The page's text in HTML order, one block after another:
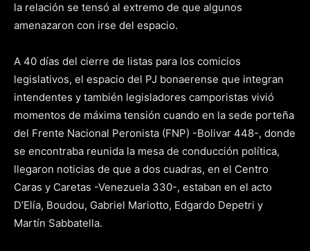
la relación se tensó al extremo de que algunos
amenazaron con irse del espacio.
A 40 días del cierre de listas para los comicios
legislativos, el espacio del PJ bonaerense que integran
intendentes y también legisladores camporistas vivió
momentos de máxima tensión cuando en la sede porteña
del Frente Nacional Peronista (FNP) -Bolivar 448-, donde
se encontraba reunida la mesa de conducción política,
llegaron noticias de que a dos cuadras, en el Centro
Caras y Caretas -Venezuela 330-, estaban en el acto
D’Elía, Boudou, Gabriel Mariotto, Edgardo Depetri y
Martín Sabbatella.